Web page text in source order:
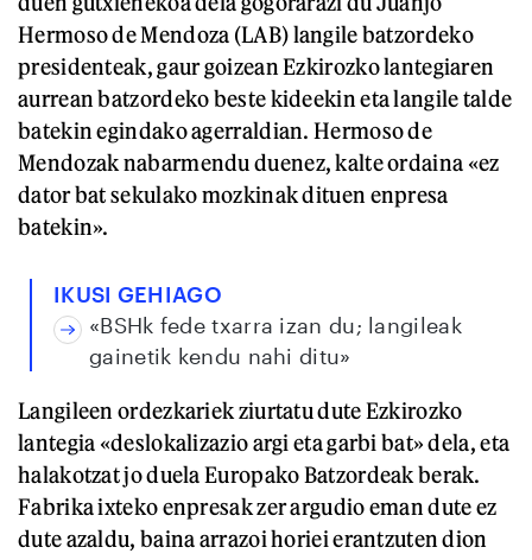
Hermoso de Mendoza (LAB) langile batzordeko
presidenteak, gaur goizean Ezkirozko lantegiaren
aurrean batzordeko beste kideekin eta langile talde
batekin egindako agerraldian. Hermoso de
Mendozak nabarmendu duenez, kalte ordaina «ez
dator bat sekulako mozkinak dituen enpresa
batekin».
IKUSI GEHIAGO
«BSHk fede txarra izan du; langileak
gainetik kendu nahi ditu»
Langileen ordezkariek ziurtatu dute Ezkirozko
lantegia «deslokalizazio argi eta garbi bat» dela, eta
halakotzat jo duela Europako Batzordeak berak.
Fabrika ixteko enpresak zer argudio eman dute ez
dute azaldu, baina arrazoi horiei erantzuten dion